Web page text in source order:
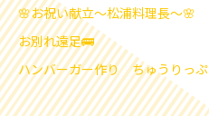
🌸お祝い献立～松浦料理長～🌸
お別れ遠足🚌
ハンバーガー作り ちゅうりっぷ